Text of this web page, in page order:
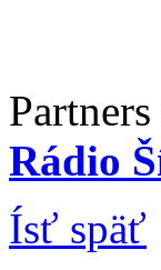
Partners
Rádio
Ísť späť